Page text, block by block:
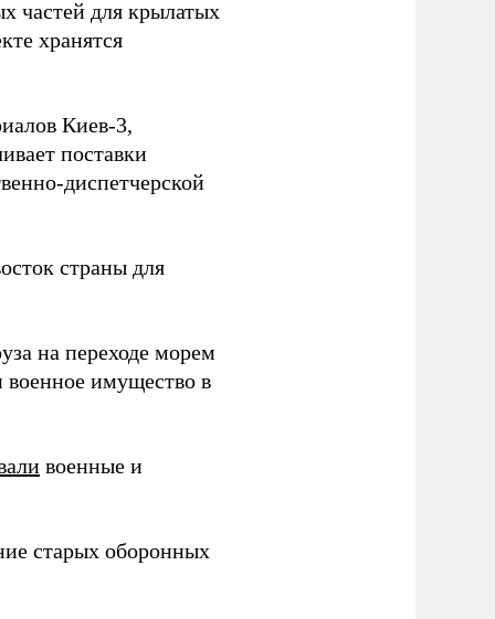
частей для крылатых
хранятся
Киев-3,
поставки
диспетчерской
страны для
на переходе морем
военное имущество в
военные и
старых оборонных